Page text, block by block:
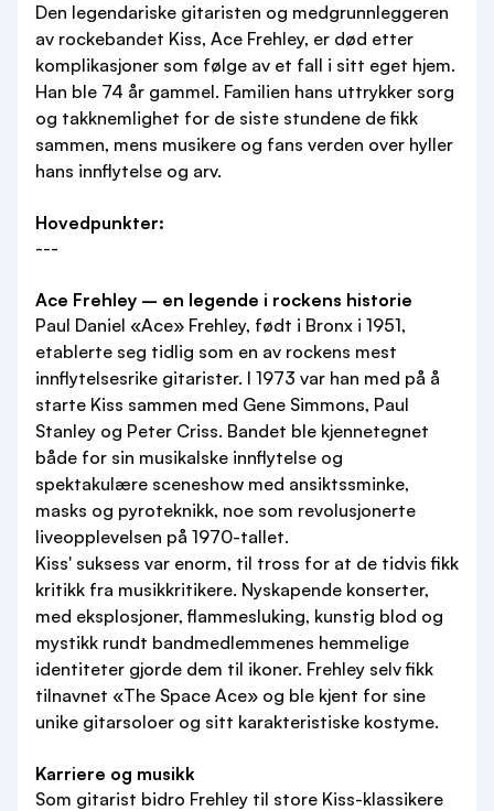
Den legendariske gitaristen og medgrunnleggeren
av rockebandet Kiss, Ace Frehley, er død etter
komplikasjoner som følge av et fall i sitt eget hjem.
Han ble 74 år gammel. Familien hans uttrykker sorg
og takknemlighet for de siste stundene de fikk
sammen, mens musikere og fans verden over hyller
hans innflytelse og arv.
Hovedpunkter:
---
Ace Frehley – en legende i rockens historie
Paul Daniel «Ace» Frehley, født i Bronx i 1951,
etablerte seg tidlig som en av rockens mest
innflytelsesrike gitarister. I 1973 var han med på å
starte Kiss sammen med Gene Simmons, Paul
Stanley og Peter Criss. Bandet ble kjennetegnet
både for sin musikalske innflytelse og
spektakulære sceneshow med ansiktssminke,
masks og pyroteknikk, noe som revolusjonerte
liveopplevelsen på 1970-tallet.
Kiss' suksess var enorm, til tross for at de tidvis fikk
kritikk fra musikkritikere. Nyskapende konserter,
med eksplosjoner, flammesluking, kunstig blod og
mystikk rundt bandmedlemmenes hemmelige
identiteter gjorde dem til ikoner. Frehley selv fikk
tilnavnet «The Space Ace» og ble kjent for sine
unike gitarsoloer og sitt karakteristiske kostyme.
Karriere og musikk
Som gitarist bidro Frehley til store Kiss-klassikere